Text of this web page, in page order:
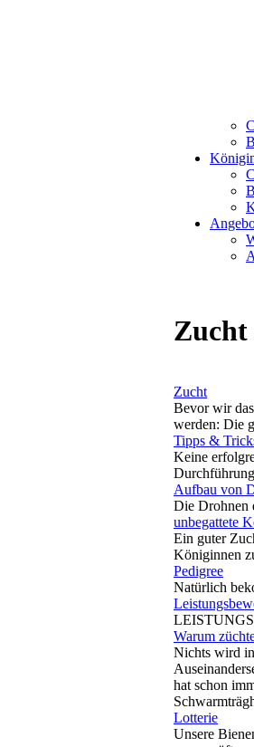
Zucht
Zucht
Bevor wir
werden: Die
Tipps &
Keine
Aufbau von
Die Drohnen
unbegattete
Ein guter
Königinnen
Pedigree
Natürlich
Warum
Nichts wird in
hat schon
Lotterie
Unsere